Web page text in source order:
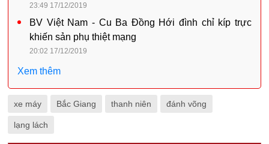
23:49 17/12/2019
BV Việt Nam - Cu Ba Đồng Hới đình chỉ kíp trực
khiến sản phụ thiệt mạng
20:02 17/12/2019
Xem thêm
xe máy Bắc Giang thanh niên đánh võng
lạng lách